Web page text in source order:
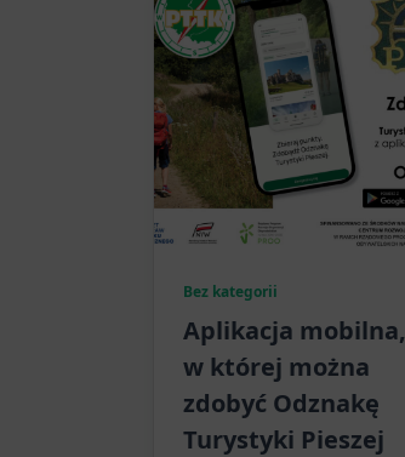
Bez kategorii
Aplikacja mobilna,
w której można
zdobyć Odznakę
Turystyki Pieszej